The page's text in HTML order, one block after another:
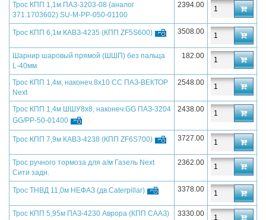
Трос КПП 1,1м ПАЗ-3203-08 (аналог
371.1703602) SU-M-PP-050-01100
2394.00
Трос КПП 6,1м КАВЗ-4235 (КПП ZF5S600) 3508.00
Шарнир шаровый прямой (ШШП) без пальца
L-40мм
182.00
Трос КПП 1,4м, наконеч.8х10 CC ПАЗ-ВЕКТОР
Next
2548.00
Трос КПП 1,4м ШШУ8х8, наконеч.GG ПАЗ-3204
GG/PP-50-01400
2438.00
Трос КПП 7,9м КАВЗ-4238 (КПП ZF6S700) 3727.00
Трос ручного тормоза для а/м Газель Next
Сити задн.
2362.00
Трос ТНВД 11,0м НЕФАЗ (дв.Caterpillar) 3378.00
Трос КПП 5,95м ПАЗ-4230 Аврора (КПП СААЗ) 3330.00